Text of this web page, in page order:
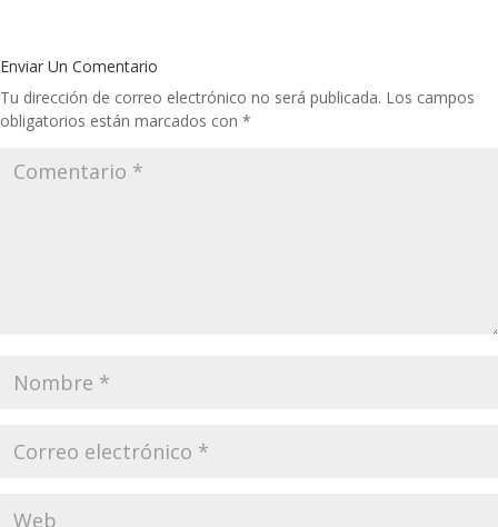
Enviar Un Comentario
Tu dirección de correo electrónico no será publicada. Los campos
obligatorios están marcados con *